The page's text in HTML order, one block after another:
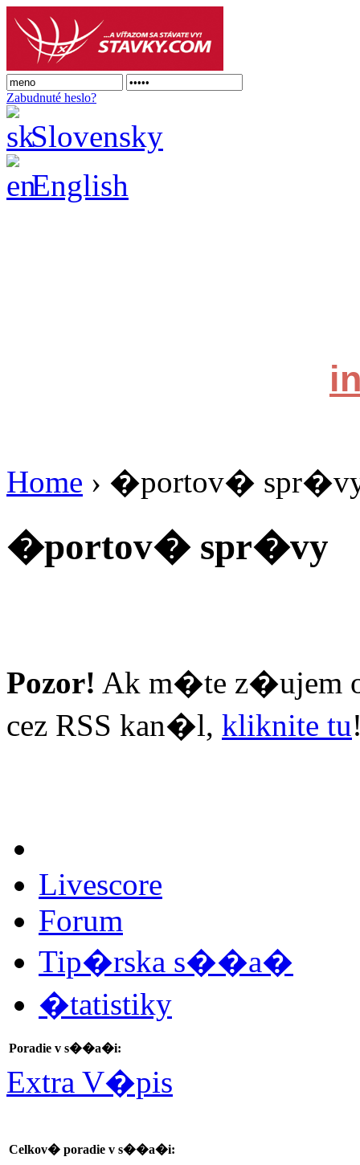
Zabudnuté heslo?
Slovensky
English
Home › �portov�
�portov� spr�vy
Pozor! Ak m�te z�ujem
cez RSS kan�l, kliknite tu
Livescore
Forum
Tip�rska s��a�
�tatistiky
Poradie v s��a�i:
Extra V�pis
Celkov� poradie v s��a�i: